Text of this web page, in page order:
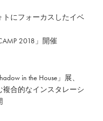
トにフォーカスしたイベ
2018」開催
in the House」展、
複合的なインスタレーシ